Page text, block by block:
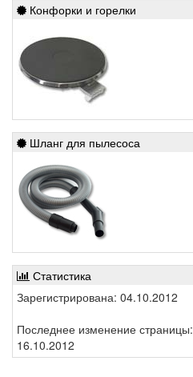
Конфорки и горелки
Шланг для пылесоса
Статистика
Зарегистрирована: 04.10.2012
Последнее изменение страницы:
16.10.2012